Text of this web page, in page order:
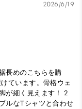
2026/6/19
長めのこちらを購
ています。骨格ウェ
が細く見えます！ 2
ルなTシャツと合わせ